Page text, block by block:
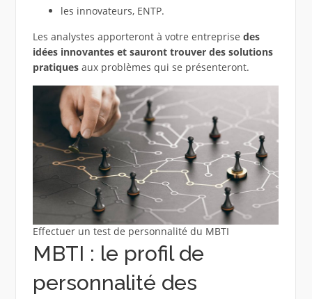
les innovateurs, ENTP.
Les analystes apporteront à votre entreprise des
idées innovantes et sauront trouver des solutions
pratiquesaux problèmes qui se présenteront.
Effectuer un test de personnalité du MBTI
MBTI : le profil de
personnalité des